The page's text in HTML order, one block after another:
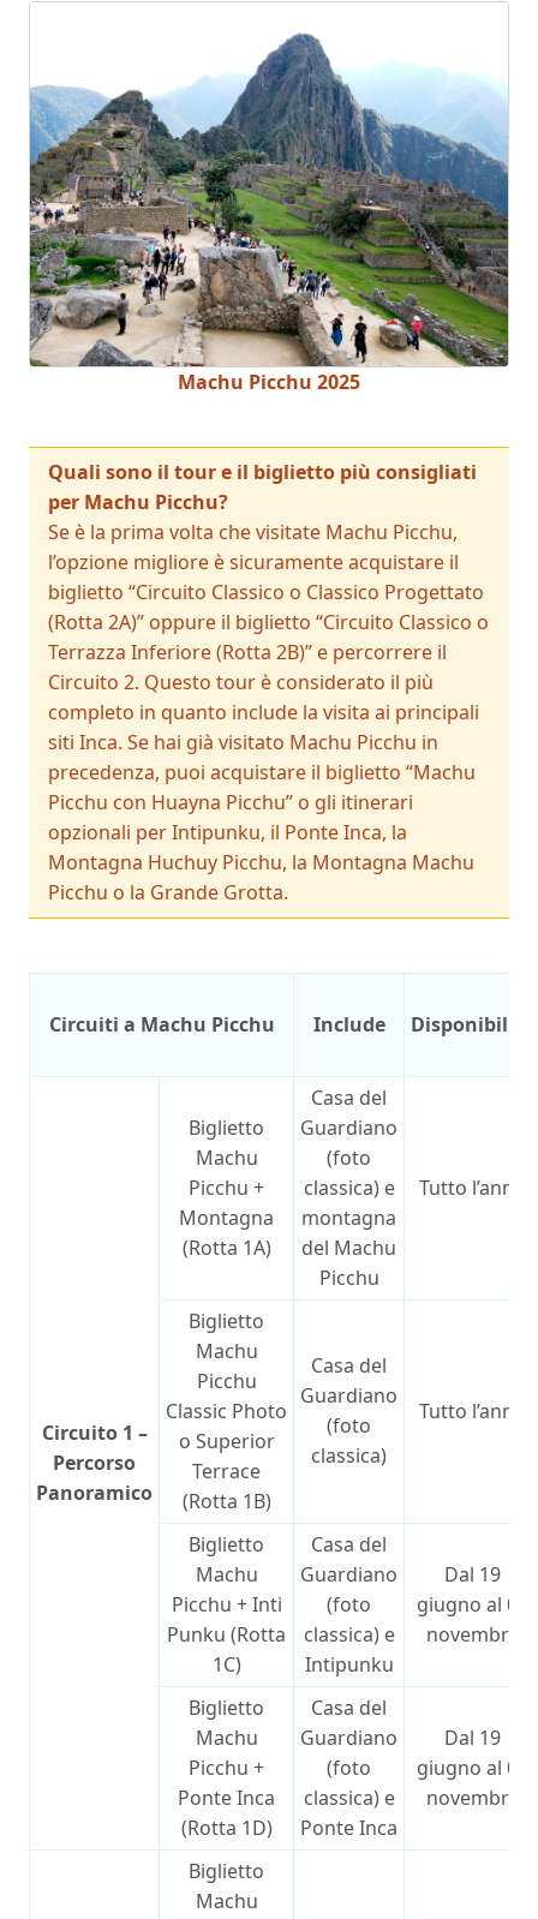
Machu Picchu 2025
Quali sono il tour e il biglietto più consigliati
per Machu Picchu?
Se è la prima volta che visitate Machu Picchu,
l’opzione migliore è sicuramente acquistare il
biglietto “Circuito Classico o Classico Progettato
(Rotta 2A)” oppure il biglietto “Circuito Classico o
Terrazza Inferiore (Rotta 2B)” e percorrere il
Circuito 2. Questo tour è considerato il più
completo in quanto include la visita ai principali
siti Inca. Se hai già visitato Machu Picchu in
precedenza, puoi acquistare il biglietto “Machu
Picchu con Huayna Picchu” o gli itinerari
opzionali per Intipunku, il Ponte Inca, la
Montagna Huchuy Picchu, la Montagna Machu
Picchu o la Grande Grotta.
Circuiti a Machu Picchu Include Disponibilità
Circuito 1 –
Percorso
Panoramico
Biglietto
Machu
Picchu +
Montagna
(Rotta 1A)
Casa del
Guardiano
(foto
classica) e
montagna
del Machu
Picchu
Tutto l’anno
Biglietto
Machu
Picchu
Classic Photo
o Superior
Terrace
(Rotta 1B)
Casa del
Guardiano
(foto
classica)
Tutto l’anno
Biglietto
Machu
Picchu + Inti
Punku (Rotta
1C)
Casa del
Guardiano
(foto
classica) e
Intipunku
Dal 19
giugno al 02
novembre
Biglietto
Machu
Picchu +
Ponte Inca
(Rotta 1D)
Casa del
Guardiano
(foto
classica) e
Ponte Inca
Dal 19
giugno al 02
novembre
Biglietto
Machu